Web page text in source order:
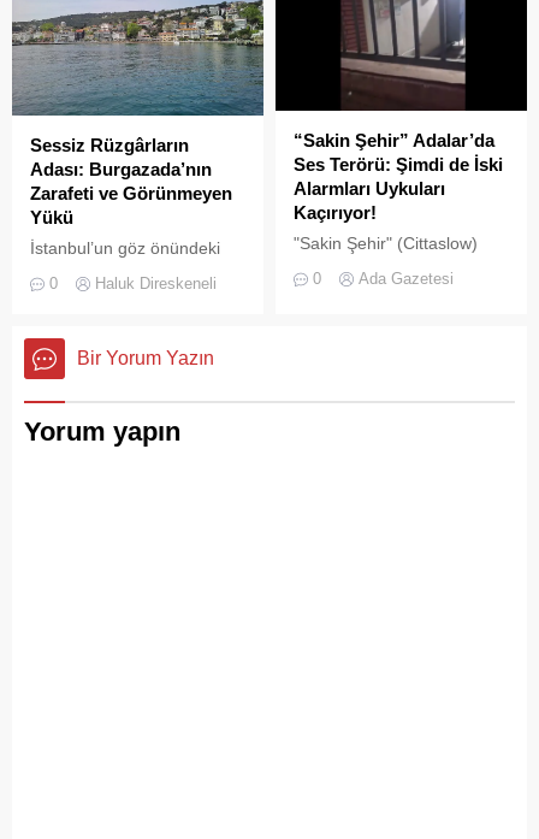
Sessiz Rüzgârların
Adası: Burgazada’nın
Zarafeti ve Görünmeyen
Yükü
İstanbul’un göz önündeki
denize doğru bakıldığında,
kendine has bir karakter
sergiler.
0 Haluk Direskeneli
“Sakin Şehir” Adalar’da
Ses Terörü: Şimdi de İski
Alarmları Uykuları
Kaçırıyor!
"Sakin Şehir" (Cittaslow)
Adalar'da gürültü kirliliği
0 Ada Gazetesi
Bir Yorum Yazın
Yorum yapın